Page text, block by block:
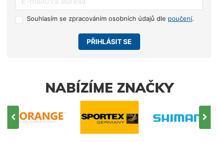
Souhlasím se zpracováním osobních údajů dle poučení.
PŘIHLÁSIT SE
NABÍZÍME ZNAČKY